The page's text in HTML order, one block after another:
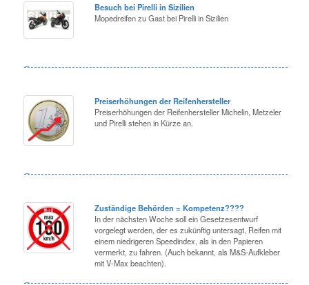
Besuch bei Pirelli in Sizilien
Mopedreifen zu Gast bei Pirelli in Sizilien
Preiserhöhungen der Reifenhersteller
Preiserhöhungen der Reifenhersteller Michelin, Metzeler
und Pirelli stehen in Kürze an.
Zuständige Behörden = Kompetenz????
In der nächsten Woche soll ein Gesetzesentwurf
vorgelegt werden, der es zukünftig untersagt, Reifen mit
einem niedrigeren Speedindex, als in den Papieren
vermerkt, zu fahren. (Auch bekannt, als M&S-Aufkleber
mit V-Max beachten).